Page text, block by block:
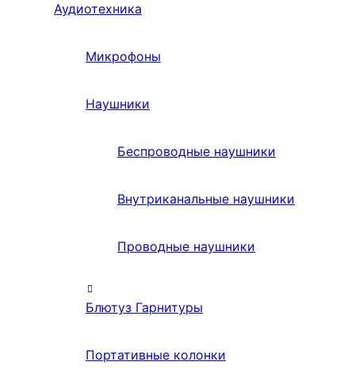
Аудиотехника
Микрофоны
Наушники
Беспроводные наушники
Внутриканальные наушники
Проводные наушники
Блютуз Гарнитуры
Портативные колонки